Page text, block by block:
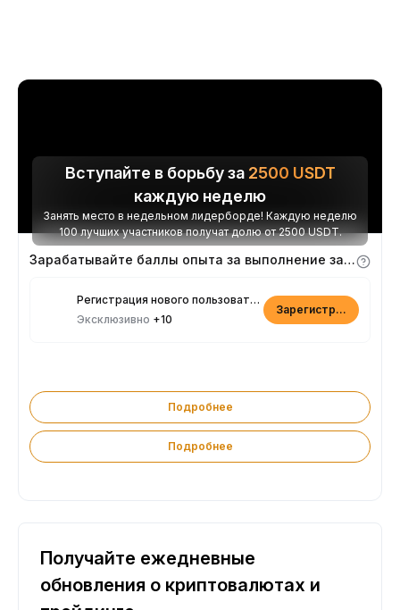
Вступайте в борьбу за 2500 USDT
каждую неделю
Занять место в недельном лидерборде! Каждую неделю
100 лучших участников получат долю от 2500 USDT.
Зарабатывайте баллы опыта за выполнение заданий
Регистрация нового пользователя
Эксклюзивно +10
Зарегистрироваться
Подробнее
Подробнее
Получайте ежедневные
обновления о криптовалютах и